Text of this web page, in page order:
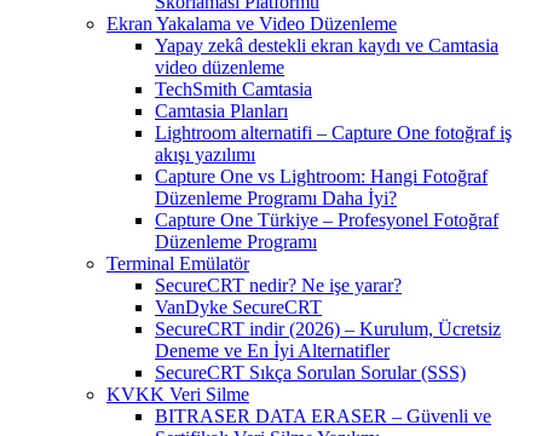
Ekran Yakalama ve Video Düzenleme
Yapay zekâ destekli ekran kaydı ve Camtasia
video düzenleme
TechSmith Camtasia
Camtasia Planları
Lightroom alternatifi – Capture One fotoğraf iş
akışı yazılımı
Capture One vs Lightroom: Hangi Fotoğraf
Düzenleme Programı Daha İyi?
Capture One Türkiye – Profesyonel Fotoğraf
Düzenleme Programı
Terminal Emülatör
SecureCRT nedir? Ne işe yarar?
VanDyke SecureCRT
SecureCRT indir (2026) – Kurulum, Ücretsiz
Deneme ve En İyi Alternatifler
SecureCRT Sıkça Sorulan Sorular (SSS)
KVKK Veri Silme
BITRASER DATA ERASER – Güvenli ve